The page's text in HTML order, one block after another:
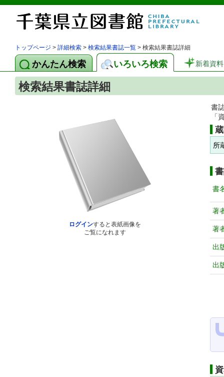
トップページ > 詳細検索 > 検索結果書誌一覧 > 検索結果書誌詳細
かんたん検索 いろいろ検索 新着資料
検索結果書誌詳細
ログインすると表紙画像を
ご覧になれます
書
「
所
書
著
著
出
出